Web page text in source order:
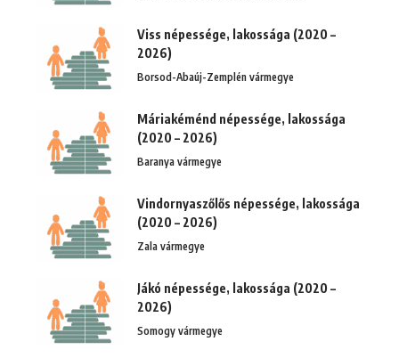
Viss népessége, lakossága (2020 –
2026)
Borsod-Abaúj-Zemplén vármegye
Máriakéménd népessége, lakossága
(2020 – 2026)
Baranya vármegye
Vindornyaszőlős népessége, lakossága
(2020 – 2026)
Zala vármegye
Jákó népessége, lakossága (2020 –
2026)
Somogy vármegye